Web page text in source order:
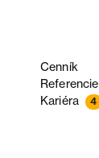
Cenník
Referencie
Kariéra 4